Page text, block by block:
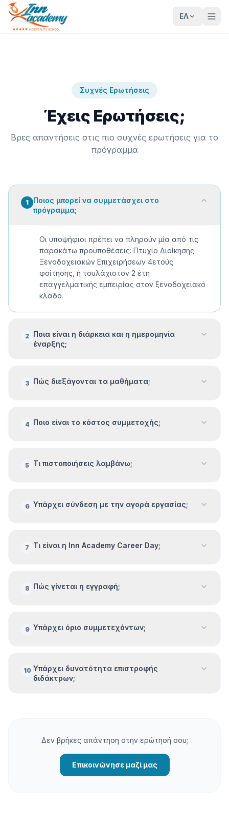
ΕΛ
Συχνές Ερωτήσεις
Έχεις Ερωτήσεις;
Βρες απαντήσεις στις πιο συχνές ερωτήσεις για το
πρόγραμμα
1
Ποιος μπορεί να συμμετάσχει στο
πρόγραμμα;
Οι υποψήφιοι πρέπει να πληρούν μία από τις
παρακάτω προϋποθέσεις: Πτυχίο Διοίκησης
Ξενοδοχειακών Επιχειρήσεων 4ετούς
φοίτησης, ή τουλάχιστον 2 έτη
επαγγελματικής εμπειρίας στον ξενοδοχειακό
κλάδο.
2 Ποια είναι η διάρκεια και η ημερομηνία
έναρξης;
3 Πώς διεξάγονται τα μαθήματα;
4 Ποιο είναι το κόστος συμμετοχής;
5 Τι πιστοποιήσεις λαμβάνω;
6 Υπάρχει σύνδεση με την αγορά εργασίας;
7 Τι είναι η Inn Academy Career Day;
8 Πώς γίνεται η εγγραφή;
9 Υπάρχει όριο συμμετεχόντων;
10 Υπάρχει δυνατότητα επιστροφής
διδάκτρων;
Δεν βρήκες απάντηση στην ερώτησή σου;
Επικοινώνησε μαζί μας